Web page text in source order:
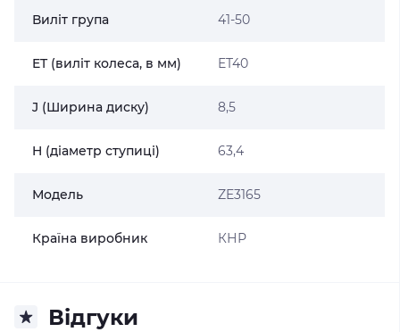
Виліт група 41-50
ET (виліт колеса, в мм) ET40
J (Ширина диску) 8,5
H (діаметр ступиці) 63,4
Модель ZE3165
Країна виробник КНР
Відгуки